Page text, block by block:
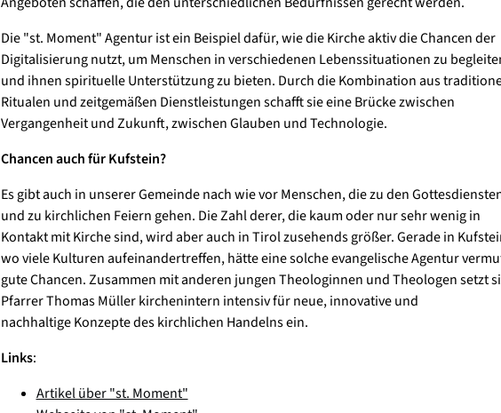
Die "st. Moment" Agentur ist ein Beispiel dafür, wie die Kirche aktiv die Chancen der
Digitalisierung nutzt, um Menschen in verschiedenen Lebenssituationen zu
und ihnen spirituelle Unterstützung zu bieten. Durch die Kombination aus
Ritualen und zeitgemäßen Dienstleistungen schafft sie eine Brücke zwischen
Vergangenheit und Zukunft, zwischen Glauben und Technologie.
Chancen auch für Kufstein?
Es gibt auch in unserer Gemeinde nach wie vor Menschen, die zu den
und zu kirchlichen Feiern gehen. Die Zahl derer, die kaum oder nur sehr wenig in
Kontakt mit Kirche sind, wird aber auch in Tirol zusehends größer. Gerade in
wo viele Kulturen aufeinandertreffen, hätte eine solche evangelische Agentur
gute Chancen. Zusammen mit anderen jungen Theologinnen und Theologen setzt
Pfarrer Thomas Müller kirchenintern intensiv für neue, innovative und
nachhaltige Konzepte des kirchlichen Handelns ein.
Links:
Artikel über "st. Moment"